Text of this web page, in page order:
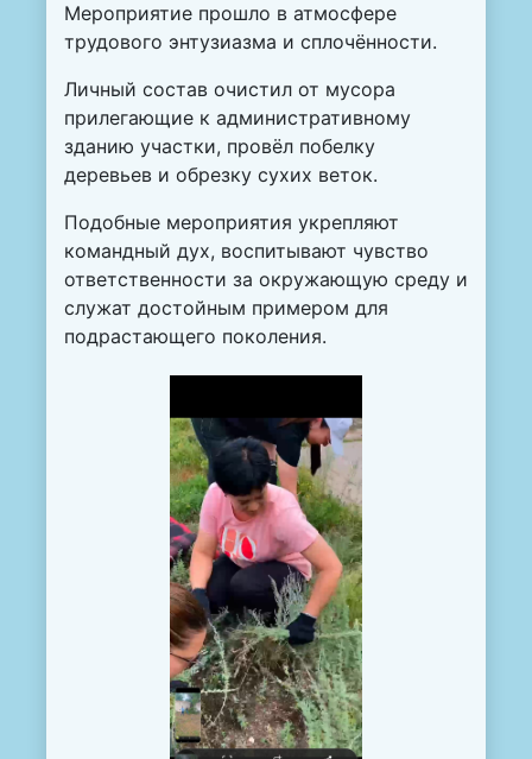
Мероприятие прошло в атмосфере
трудового энтузиазма и сплочённости.
Личный состав очистил от мусора
прилегающие к административному
зданию участки, провёл побелку
деревьев и обрезку сухих веток.
Подобные мероприятия укрепляют
командный дух, воспитывают чувство
ответственности за окружающую среду и
служат достойным примером для
подрастающего поколения.